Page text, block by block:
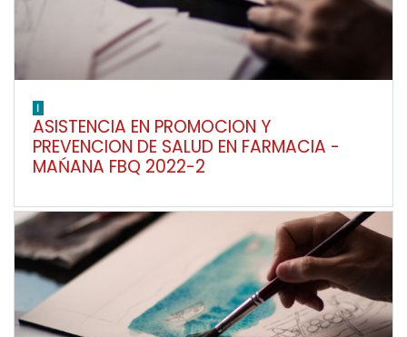
I
ASISTENCIA EN PROMOCION Y
PREVENCION DE SALUD EN FARMACIA -
MAŃANA FBQ 2022-2